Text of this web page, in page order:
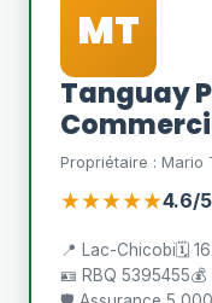
MT
Tanguay
Propriétaire : Mario
★★★★★4.6/5
📍 Lac-Chicobi🗓️
🪪 RBQ 5395455💰